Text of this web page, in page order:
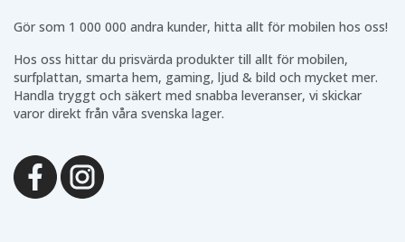
Gör som 1 000 000 andra kunder, hitta allt för mobilen hos oss!
Hos oss hittar du prisvärda produkter till allt för mobilen,
surfplattan, smarta hem, gaming, ljud & bild och mycket mer.
Handla tryggt och säkert med snabba leveranser, vi skickar
varor direkt från våra svenska lager.